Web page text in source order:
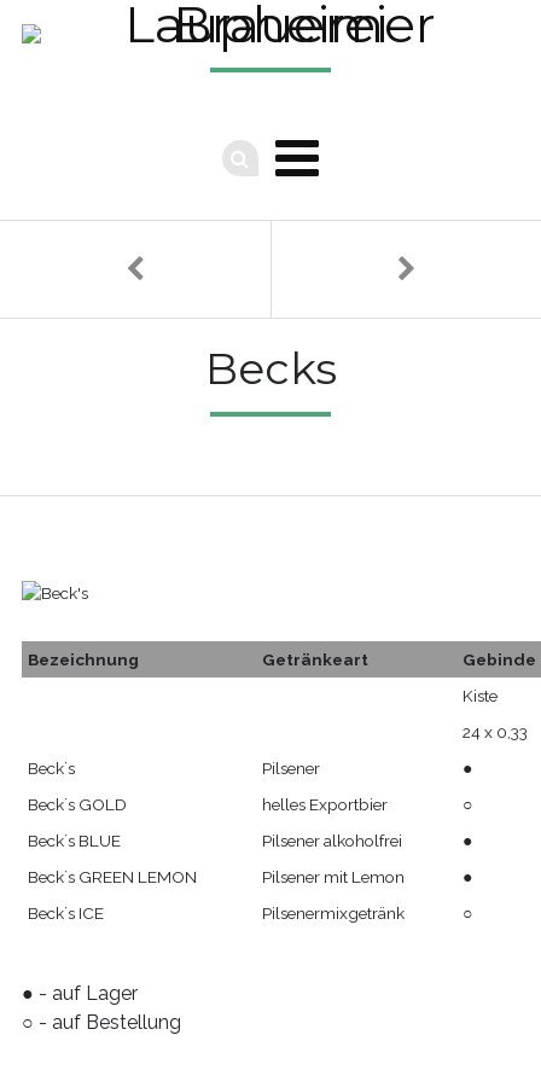
Becks
Bezeichnung Getränkeart
Gebinde
Kiste
24 x 0,33
Beck´s
Pilsener
●
Beck´s GOLD
helles Exportbier
○
Beck´s BLUE
Pilsener alkoholfrei
●
Beck´s GREEN LEMON
Pilsener mit Lemon
●
Beck´s ICE
Pilsenermixgetränk ○
● - auf Lager
○ - auf Bestellung